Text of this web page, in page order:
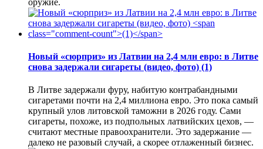
Новый «сюрприз» из Латвии на 2,4 млн евро: в Литве
снова задержали сигареты (видео, фото) (1)
В Литве задержали фуру, набитую контрабандными
сигаретами почти на 2,4 миллиона евро. Это пока самый
крупный улов литовской таможни в 2026 году. Сами
сигареты, похоже, из подпольных латвийских цехов, —
считают местные правоохранители. Это задержание —
далеко не разовый случай, а скорее отлаженный бизнес.